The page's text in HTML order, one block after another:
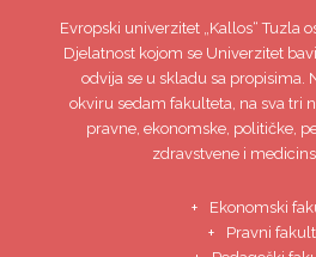
Evropski univerzitet„Kallos“ Tuzla
Djelatnost kojom se Univerzitet
odvija se u skladu sa propisima.
okviru sedam fakulteta, na sva tri
pravne, ekonomske, političke,
zdravstvene i
Ekonomski
Pravni